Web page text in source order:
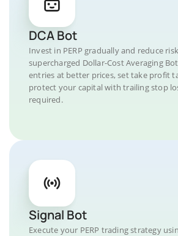
DCA Bot
Invest in PERP gradually and reduce
supercharged Dollar-Cost Averaging
entries at better prices, set take profit
protect your capital with trailing stop
required.
Signal Bot
Execute your PERP trading strategy